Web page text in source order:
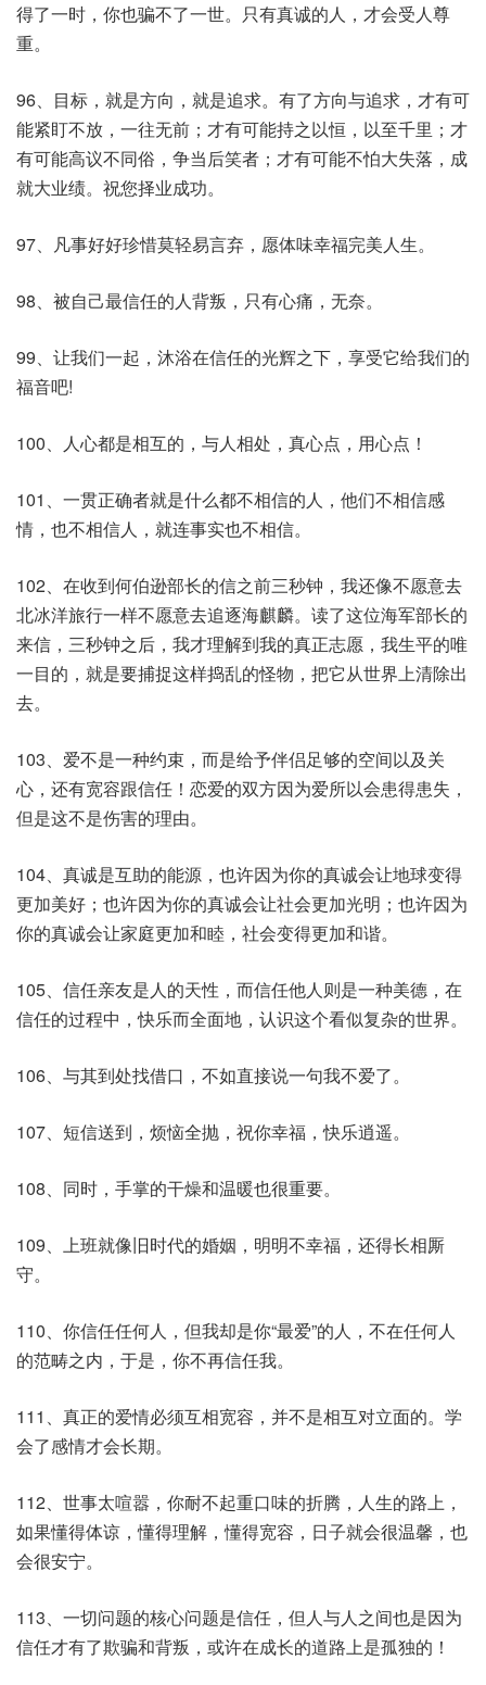
得了一时，你也骗不了一世。只有真诚的人，才会受人尊
重。
96、目标，就是方向，就是追求。有了方向与追求，才有可
能紧盯不放，一往无前；才有可能持之以恒，以至千里；才
有可能高议不同俗，争当后笑者；才有可能不怕大失落，成
就大业绩。祝您择业成功。
97、凡事好好珍惜莫轻易言弃，愿体味幸福完美人生。
98、被自己最信任的人背叛，只有心痛，无奈。
99、让我们一起，沐浴在信任的光辉之下，享受它给我们的
福音吧!
100、人心都是相互的，与人相处，真心点，用心点！
101、一贯正确者就是什么都不相信的人，他们不相信感
情，也不相信人，就连事实也不相信。
102、在收到何伯逊部长的信之前三秒钟，我还像不愿意去
北冰洋旅行一样不愿意去追逐海麒麟。读了这位海军部长的
来信，三秒钟之后，我才理解到我的真正志愿，我生平的唯
一目的，就是要捕捉这样捣乱的怪物，把它从世界上清除出
去。
103、爱不是一种约束，而是给予伴侣足够的空间以及关
心，还有宽容跟信任！恋爱的双方因为爱所以会患得患失，
但是这不是伤害的理由。
104、真诚是互助的能源，也许因为你的真诚会让地球变得
更加美好；也许因为你的真诚会让社会更加光明；也许因为
你的真诚会让家庭更加和睦，社会变得更加和谐。
105、信任亲友是人的天性，而信任他人则是一种美德，在
信任的过程中，快乐而全面地，认识这个看似复杂的世界。
106、与其到处找借口，不如直接说一句我不爱了。
107、短信送到，烦恼全抛，祝你幸福，快乐逍遥。
108、同时，手掌的干燥和温暖也很重要。
109、上班就像旧时代的婚姻，明明不幸福，还得长相厮
守。
110、你信任任何人，但我却是你“最爱”的人，不在任何人
的范畴之内，于是，你不再信任我。
111、真正的爱情必须互相宽容，并不是相互对立面的。学
会了感情才会长期。
112、世事太喧嚣，你耐不起重口味的折腾，人生的路上，
如果懂得体谅，懂得理解，懂得宽容，日子就会很温馨，也
会很安宁。
113、一切问题的核心问题是信任，但人与人之间也是因为
信任才有了欺骗和背叛，或许在成长的道路上是孤独的！